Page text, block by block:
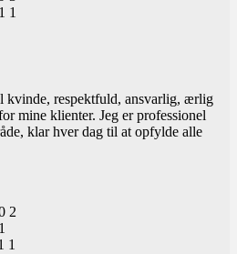
kvinde, respektfuld, ansvarlig, ærlig
mine klienter. Jeg er professionel
klar hver dag til at opfylde alle